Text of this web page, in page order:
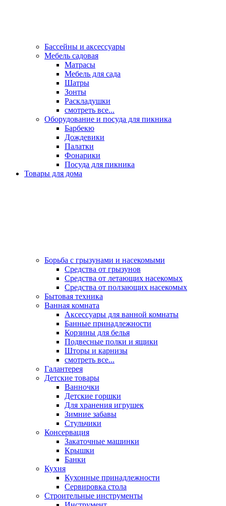
Бассейны и аксессуары
Мебель садовая
Матрасы
Мебель для сада
Шатры
Зонты
Раскладушки
смотреть все...
Оборудование и посуда для пикника
Барбекю
Дождевики
Палатки
Фонарики
Посуда для пикника
Товары для дома
Борьба с грызунами и насекомыми
Средства от грызунов
Средства от летающих насекомых
Средства от ползающих насекомых
Бытовая техника
Ванная комната
Аксессуары для ванной комнаты
Банные принадлежности
Корзины для белья
Подвесные полки и ящики
Шторы и карнизы
смотреть все...
Галантерея
Детские товары
Ванночки
Детские горшки
Для хранения игрушек
Зимние забавы
Стульчики
Консервация
Закаточные машинки
Крышки
Банки
Кухня
Кухонные принадлежности
Сервировка стола
Строительные инструменты